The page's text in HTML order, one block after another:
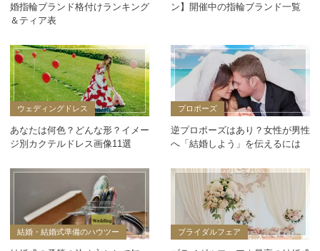
婚指輪ブランド格付けランキング
＆ティア表
ン】開催中の指輪ブランド一覧
ウェディングドレス
あなたは何色？どんな形？イメー
ジ別カクテルドレス画像11選
プロポーズ
逆プロポーズはあり？女性が男性
へ「結婚しよう」を伝えるには
結婚・結婚式準備のハウツー ブライダルフェア